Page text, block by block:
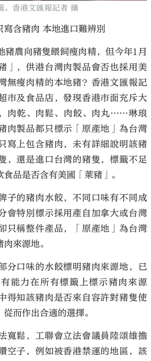
。香港文匯報記者 攝
寫含豬肉 本地進口難辨別
豬農向豬隻餵飼瘦肉精，但今年1月
」，供港台灣肉製品會否也採用美
無瘦肉精的本地豬？香港文匯報記
市及食品店，發現香港市面充斥大
肉乾、肉鬆、肉餃、肉丸……琳琅
肉製品都只標示「原產地」為台灣
寫上包含豬肉，未有詳細說明該豬
，還是進口台灣的豬隻，標籤不足
品是否含有美國「萊豬」。
子的豬肉水餃，不同口味有不同成
會特別標示採用產自加拿大或台灣
只稱整件產品，「原產地」為台灣
來源地。
分口味的水餃標明豬肉來源地，已
能力在所有標籤上標示豬肉來源
得知該豬肉是否來自容許對豬隻使
而作出合適的選擇。
寬鬆，工聯會立法會議員陸頌雄擔
空子，例如被香港禁運的地區，該